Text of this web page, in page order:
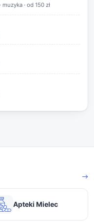
· od 150 zł
Apteki Mielec